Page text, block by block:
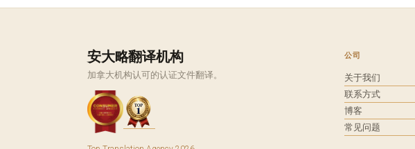
安大略翻译机构
加拿大机构认可的认证文件翻译。
公司
关于我们
联系方式
博客
常见问题